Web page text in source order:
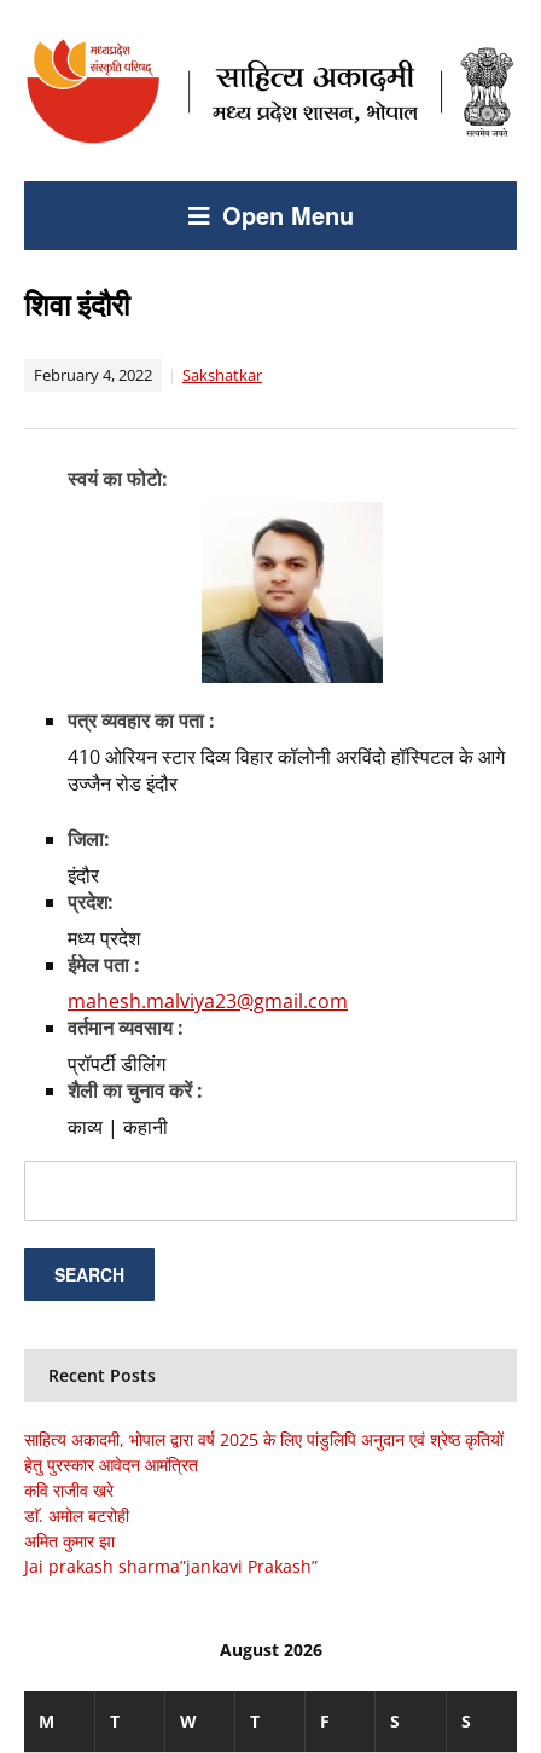
Open Menu
शिवा इंदौरी
February 4, 2022 Sakshatkar
स्वयं का फोटो:
पत्र व्यवहार का पता :
410 ओरियन स्टार दिव्य विहार कॉलोनी अरविंदो हॉस्पिटल के आगे
उज्जैन रोड इंदौर
जिला:
इंदौर
प्रदेश:
मध्य प्रदेश
ईमेल पता :
mahesh.malviya23@gmail.com
वर्तमान व्यवसाय :
प्रॉपर्टी डीलिंग
शैली का चुनाव करें :
काव्य | कहानी
Recent Posts
साहित्य अकादमी, भोपाल द्वारा वर्ष 2025 के लिए पांडुलिपि अनुदान एवं श्रेष्ठ कृतियों
हेतु पुरस्कार आवेदन आमंत्रित
कवि राजीव खरे
डाॅ. अमोल बटरोही
अमित कुमार झा
Jai prakash sharma”jankavi Prakash”
August 2026
M T W T F S S